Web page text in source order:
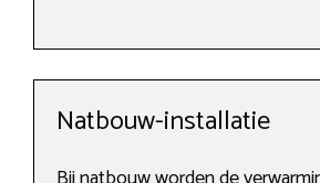
Natbouw-installatie